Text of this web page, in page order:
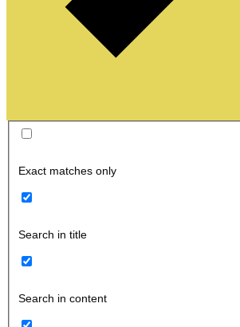
Exact matches only
Search in title
Search in content